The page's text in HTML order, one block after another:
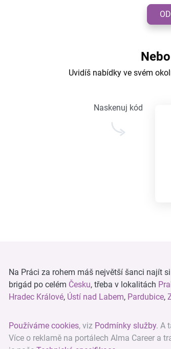
Uvidíš nabídky ve svém
Naskenuj kód
Na Práci za rohem máš největší šanci najít
brigád po celém Česku, třeba v lokalitách
Hradec Králové, Ústí nad Labem, Pardubice,
Používáme cookies, viz Podmínky služby. A
Více o reklamě na portálech Alma Career a